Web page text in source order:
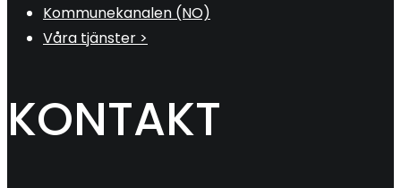
Kommunekanalen (NO)
Våra tjänster >
KONTAKT